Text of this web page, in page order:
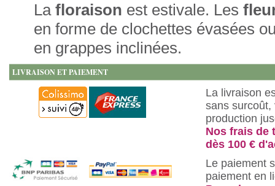
Lafloraison est estivale. Les
en forme de clochettes évasées
en grappes inclinées.
LIVRAISON ET PAIEMENT
La livraison
sans surcoût,
production
Nos frais de
dès 100 €
Le paiement
paiement en